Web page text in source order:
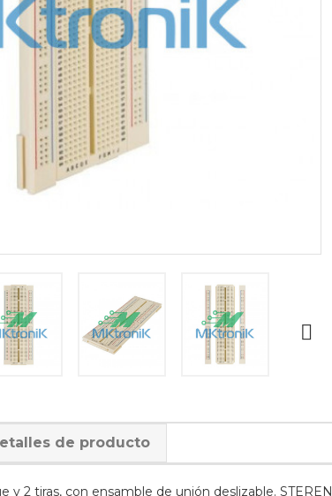

de producto
y 2 tiras, con ensamble de unión deslizable. STEREN